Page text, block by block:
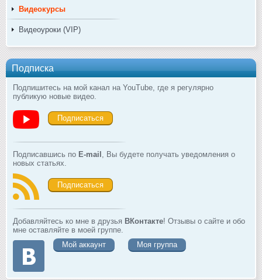
Видеокурсы
Видеоуроки (VIP)
Подписка
Подпишитесь на мой канал на YouTube, где я регулярно
публикую новые видео.
Подписаться
Подписавшись по E-mail , Вы будете получать уведомления о
новых статьях.
Подписаться
Добавляйтесь ко мне в друзья ВКонтакте! Отзывы о сайте и обо
мне оставляйте в моей группе.
Мой аккаунт
Моя группа